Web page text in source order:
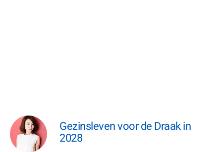
Gezinsleven voor de Draak in
2028